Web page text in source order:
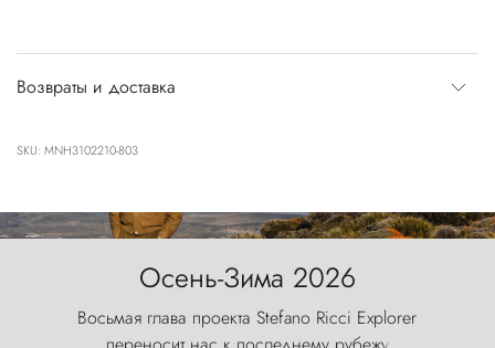
Возвраты и доставка
SKU: MNH3102210-803
Осень-Зима 2026
Восьмая глава проекта Stefano Ricci Explorer